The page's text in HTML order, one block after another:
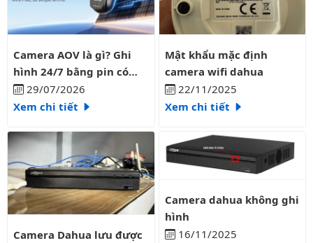
Camera AOV là gì? Ghi hình 24/7 bằng pin có liên tục?
Camera AOV là gì? Ghi
hình 24/7 bằng pin có
liên tục?
29/07/2026
Xem chi tiết
Mật khẩu mặc định camera
Mật khẩu mặc định
camera wifi dahua
22/11/2025
Xem chi tiết
Camera Dahua lưu được bao nhiêu ngày
Camera Dahua lưu được
Camera dahua không ghi hình
Camera dahua không ghi
hình
16/11/2025